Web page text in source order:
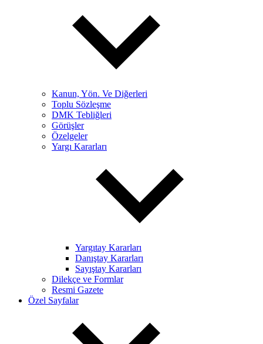
Kanun, Yön. Ve Diğerleri
Toplu Sözleşme
DMK Tebliğleri
Görüşler
Özelgeler
Yargı Kararları
Yargıtay Kararları
Danıştay Kararları
Sayıştay Kararları
Dilekçe ve Formlar
Resmi Gazete
Özel Sayfalar